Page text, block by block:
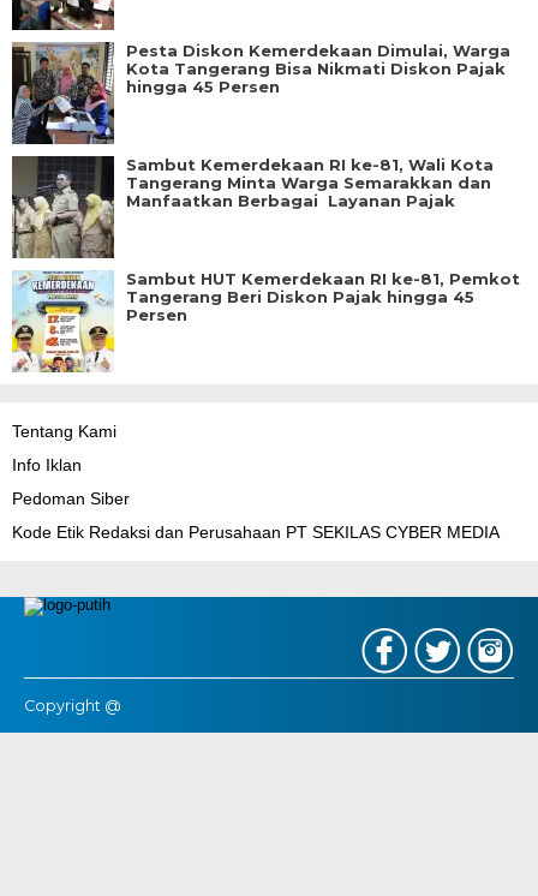
Pesta Diskon Kemerdekaan Dimulai, Warga
Kota Tangerang Bisa Nikmati Diskon Pajak
hingga 45 Persen
Sambut Kemerdekaan RI ke-81, Wali Kota
Tangerang Minta Warga Semarakkan dan
Manfaatkan Berbagai Layanan Pajak
Sambut HUT Kemerdekaan RI ke-81, Pemkot
Tangerang Beri Diskon Pajak hingga 45
Persen
Tentang Kami
Info Iklan
Pedoman Siber
Kode Etik Redaksi dan Perusahaan PT SEKILAS CYBER MEDIA
Copyright @